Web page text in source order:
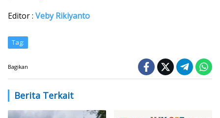
Editor : Veby Rikiyanto
Tag:
Bagikan
Berita Terkait